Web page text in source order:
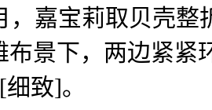
嘉宝莉取贝壳整
景下，两边紧紧
致]。